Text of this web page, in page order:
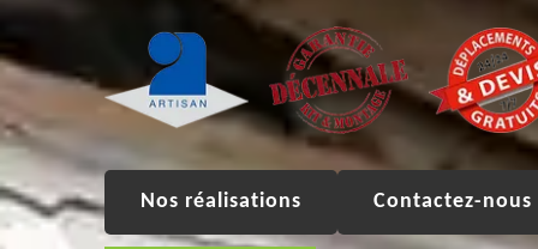
Nos réalisations Contactez-nous